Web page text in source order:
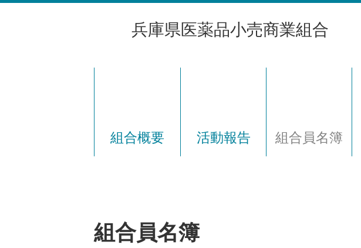
兵庫県医薬品小売商業組合
組合概要 活動報告 組合員名簿
組合員名簿